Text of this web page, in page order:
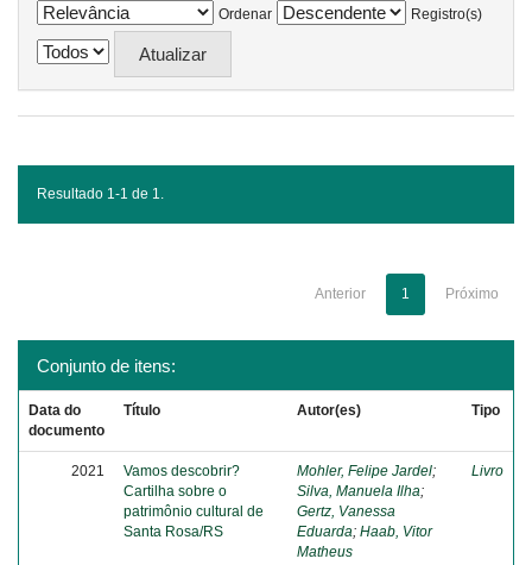
Ordenar
Registro(s)
Resultado 1-1 de 1.
Anterior 1 Próximo
Conjunto de itens:
Data do
documento
Título Autor(es) Tipo
2021
Vamos descobrir?
Cartilha sobre o
patrimônio cultural de
Santa Rosa/RS
Mohler, Felipe Jardel;
Silva, Manuela Ilha;
Gertz, Vanessa
Eduarda; Haab, Vitor
Matheus
Livro